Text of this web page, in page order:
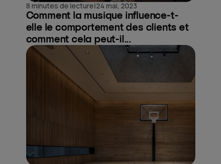
8 minutes de lecture|24 mai, 2023
Comment la musique influence-t-
elle le comportement des clients et
comment cela peut-il...